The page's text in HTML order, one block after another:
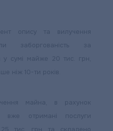
опису та вилучення
заборгованість за
у сумі майже 20 тис. грн,
ніж 10-ти років.
майна, в рахунок
вже отримані послуги
тис. грн та складено